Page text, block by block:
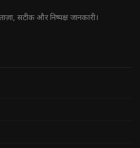
सटीक और निष्पक्ष जानकारी।